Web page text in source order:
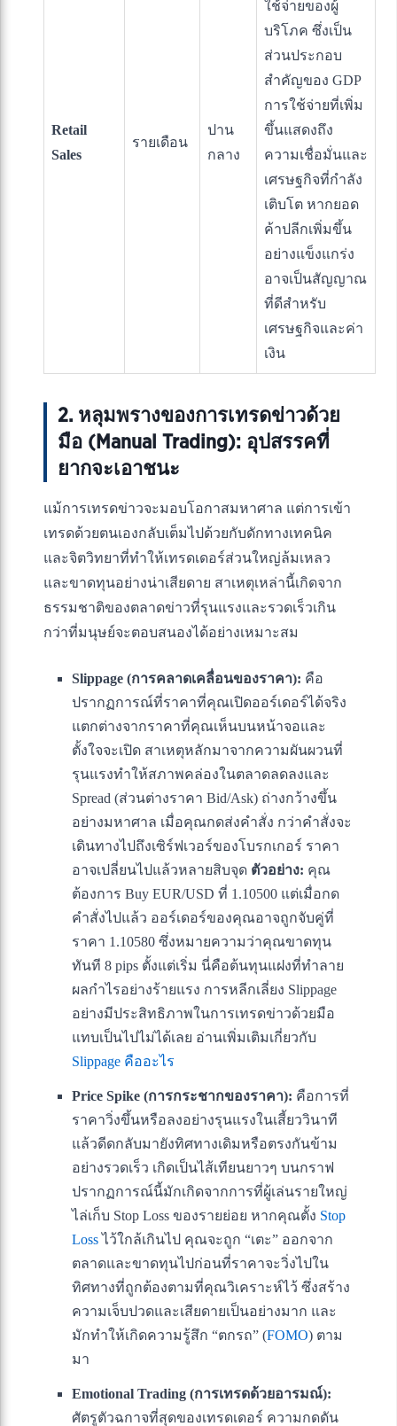
Retail
Sales
รายเดือน
ปาน
กลาง
ใช้จ่ายของผู้
บริโภค ซึ่งเป็น
ส่วนประกอบ
สำคัญของ GDP
การใช้จ่ายที่เพิ่ม
ขึ้นแสดงถึง
ความเชื่อมั่นและ
เศรษฐกิจที่กำลัง
เติบโต หากยอด
ค้าปลีกเพิ่มขึ้น
อย่างแข็งแกร่ง
อาจเป็นสัญญาณ
ที่ดีสำหรับ
เศรษฐกิจและค่า
เงิน
2. หลุมพรางของการเทรดข่าวด้วย
มือ (Manual Trading): อุปสรรคที่
ยากจะเอาชนะ
แม้การเทรดข่าวจะมอบโอกาสมหาศาล แต่การเข้า
เทรดด้วยตนเองกลับเต็มไปด้วยกับดักทางเทคนิค
และจิตวิทยาที่ทำให้เทรดเดอร์ส่วนใหญ่ล้มเหลว
และขาดทุนอย่างน่าเสียดาย สาเหตุเหล่านี้เกิดจาก
ธรรมชาติของตลาดข่าวที่รุนแรงและรวดเร็วเกิน
กว่าที่มนุษย์จะตอบสนองได้อย่างเหมาะสม
Slippage (การคลาดเคลื่อนของราคา): คือ
ปรากฏการณ์ที่ราคาที่คุณเปิดออร์เดอร์ได้จริง
แตกต่างจากราคาที่คุณเห็นบนหน้าจอและ
ตั้งใจจะเปิด สาเหตุหลักมาจากความผันผวนที่
รุนแรงทำให้สภาพคล่องในตลาดลดลงและ
Spread (ส่วนต่างราคา Bid/Ask) ถ่างกว้างขึ้น
อย่างมหาศาล เมื่อคุณกดส่งคำสั่ง กว่าคำสั่งจะ
เดินทางไปถึงเซิร์ฟเวอร์ของโบรกเกอร์ ราคา
อาจเปลี่ยนไปแล้วหลายสิบจุด ตัวอย่าง: คุณ
ต้องการ Buy EUR/USD ที่ 1.10500 แต่เมื่อกด
คำสั่งไปแล้ว ออร์เดอร์ของคุณอาจถูกจับคู่ที่
ราคา 1.10580 ซึ่งหมายความว่าคุณขาดทุน
ทันที 8 pips ตั้งแต่เริ่ม นี่คือต้นทุนแฝงที่ทำลาย
ผลกำไรอย่างร้ายแรง การหลีกเลี่ยง Slippage
อย่างมีประสิทธิภาพในการเทรดข่าวด้วยมือ
แทบเป็นไปไม่ได้เลย อ่านเพิ่มเติมเกี่ยวกับ
Slippage คืออะไร
Price Spike (การกระชากของราคา): คือการที่
ราคาวิ่งขึ้นหรือลงอย่างรุนแรงในเสี้ยววินาที
แล้วดีดกลับมายังทิศทางเดิมหรือตรงกันข้าม
อย่างรวดเร็ว เกิดเป็นไส้เทียนยาวๆ บนกราฟ
ปรากฏการณ์นี้มักเกิดจากการที่ผู้เล่นรายใหญ่
ไล่เก็บ Stop Loss ของรายย่อย หากคุณตั้ง Stop
Lossไว้ใกล้เกินไป คุณจะถูก “เตะ” ออกจาก
ตลาดและขาดทุนไปก่อนที่ราคาจะวิ่งไปใน
ทิศทางที่ถูกต้องตามที่คุณวิเคราะห์ไว้ ซึ่งสร้าง
ความเจ็บปวดและเสียดายเป็นอย่างมาก และ
มักทำให้เกิดความรู้สึก “ตกรถ” (FOMO) ตาม
มา
Emotional Trading (การเทรดด้วยอารมณ์):
ศัตรูตัวฉกาจที่สุดของเทรดเดอร์ ความกดดัน